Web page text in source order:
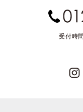
受付時